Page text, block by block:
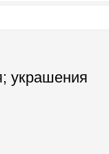
; украшения